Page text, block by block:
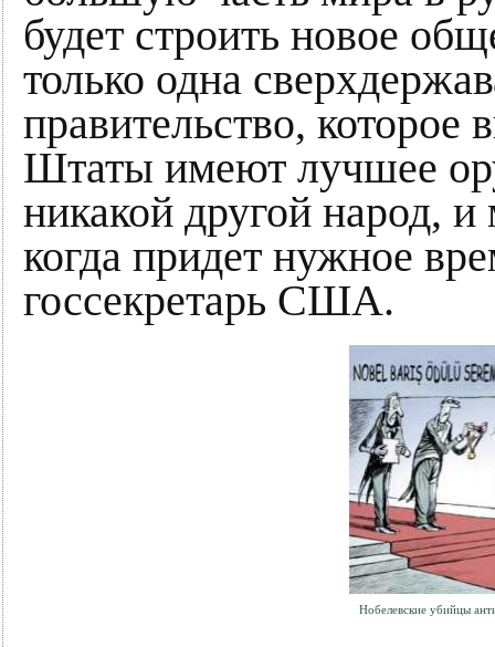
будет строить новое
только одна
правительство,
Штаты имеют лучшее
никакой другой народ,
когда придет нужное
госсекретарь США.
Нобелевские убийцы